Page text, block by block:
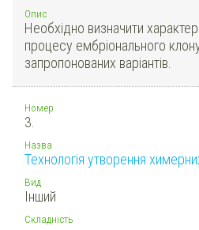
Опис
Необхідно визначити
процесу ембріонального
запропонованих варіантів.
Номер
3.
Назва
Технологія утворення
Вид
Інший
Складність